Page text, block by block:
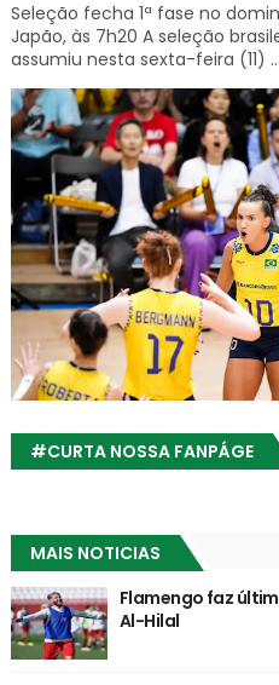
Seleção fecha 1ª fase no
Japão, às 7h20 A seleção
assumiu nesta sexta-feira (11) ...
#CURTA NOSSA FANPÁGE
MAIS NOTICIAS
Flamengo faz
Al-Hilal